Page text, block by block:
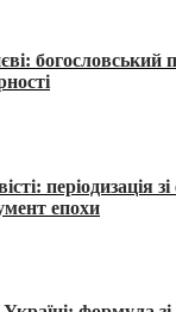
богословський
періодизація
епохи